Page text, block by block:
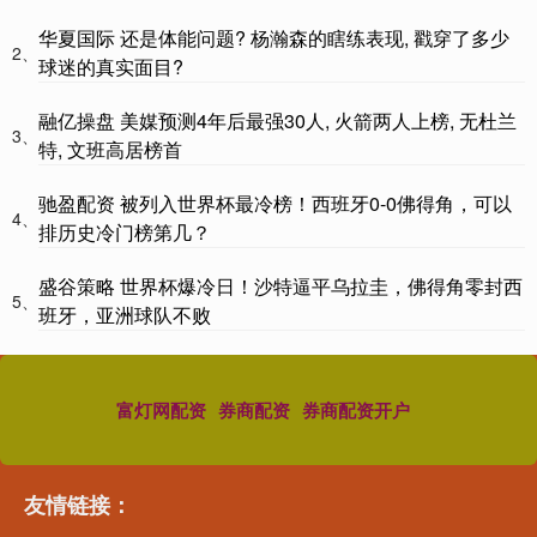
2、
华夏国际 还是体能问题? 杨瀚森的瞎练表现, 戳穿了多少
球迷的真实面目?
3、
融亿操盘 美媒预测4年后最强30人, 火箭两人上榜, 无杜兰
特, 文班高居榜首
4、
驰盈配资 被列入世界杯最冷榜！西班牙0-0佛得角，可以
排历史冷门榜第几？
5、
盛谷策略 世界杯爆冷日！沙特逼平乌拉圭，佛得角零封西
班牙，亚洲球队不败
富灯网配资 券商配资 券商配资开户
友情链接：